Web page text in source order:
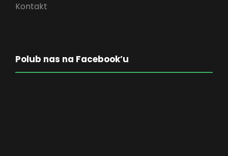
Kontakt
Polub nas na Facebook’u